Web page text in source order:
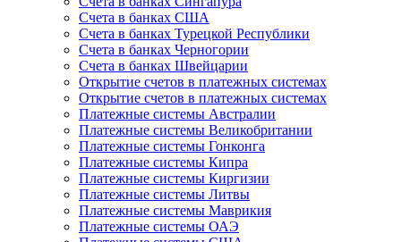
Счета в банках США
Счета в банках Турецкой Республики
Счета в банках Черногории
Счета в банках Швейцарии
Открытие счетов в платежных системах
Открытие счетов в платежных системах
Платежные системы Австралии
Платежные системы Великобритании
Платежные системы Гонконга
Платежные системы Кипра
Платежные системы Киргизии
Платежные системы Литвы
Платежные системы Маврикия
Платежные системы ОАЭ